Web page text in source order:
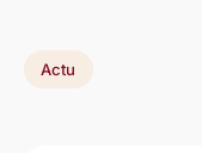
Actu